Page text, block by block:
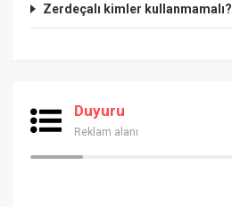
Zerdeçalı kimler kullanmamalı?
Duyuru
Reklam alanı